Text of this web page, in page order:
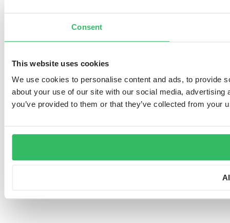
Consent
This website uses cookies
We use cookies to personalise content and ads, to provide
about your use of our site with our social media,
you’ve provided to them or that they’ve collected from your